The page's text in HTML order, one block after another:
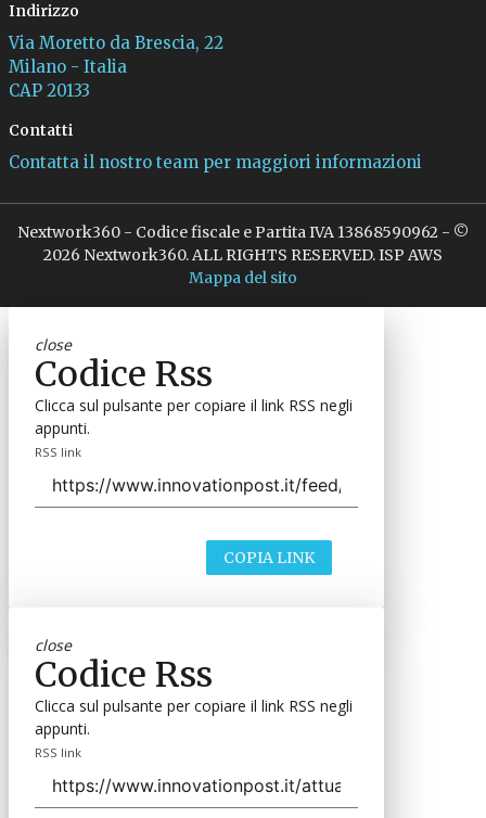
Indirizzo
Via Moretto da Brescia, 22
Milano - Italia
CAP 20133
Contatti
Contatta il nostro team per maggiori informazioni
Nextwork360 - Codice fiscale e Partita IVA 13868590962 - ©
2026 Nextwork360. ALL RIGHTS RESERVED. ISP AWS
Mappa del sito
close
Codice Rss
Clicca sul pulsante per copiare il link RSS negli
appunti.
RSS link
COPIA LINK
close
Codice Rss
Clicca sul pulsante per copiare il link RSS negli
appunti.
RSS link